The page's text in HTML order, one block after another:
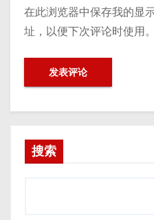
在此浏览器中保存我的显
址，以便下次评论时使用。
搜索